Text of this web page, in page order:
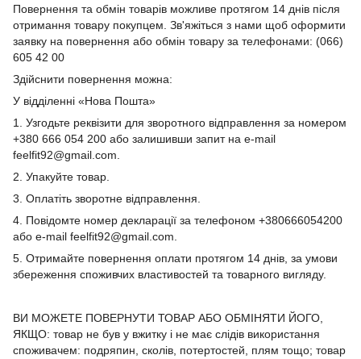
Повернення та обмін товарів можливе протягом 14 днів після
отримання товару покупцем. Зв'яжіться з нами щоб оформити
заявку на повернення або обмін товару за телефонами: (066)
605 42 00
Здійснити повернення можна:
У відділенні «Нова Пошта»
1. Узгодьте реквізити для зворотного відправлення за номером
+380 666 054 200 або залишивши запит на e-mail
feelfit92@gmail.com.
2. Упакуйте товар.
3. Оплатіть зворотне відправлення.
4. Повідомте номер декларації за телефоном +380666054200
або e-mail feelfit92@gmail.com.
5. Отримайте повернення оплати протягом 14 днів, за умови
збереження споживчих властивостей та товарного вигляду.
ВИ МОЖЕТЕ ПОВЕРНУТИ ТОВАР АБО ОБМІНЯТИ ЙОГО,
ЯКЩО: товар не був у вжитку і не має слідів використання
споживачем: подряпин, сколів, потертостей, плям тощо; товар